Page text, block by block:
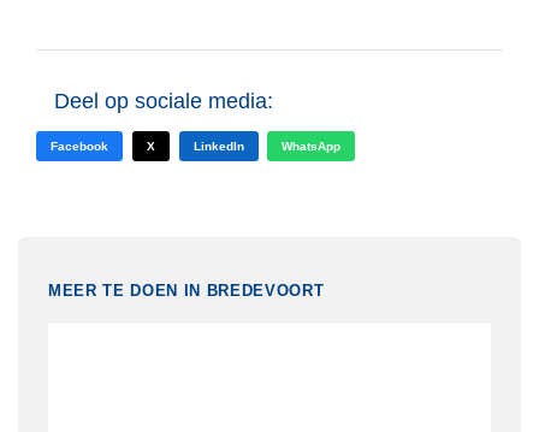
Deel op sociale media:
Facebook X LinkedIn WhatsApp
MEER TE DOEN IN BREDEVOORT